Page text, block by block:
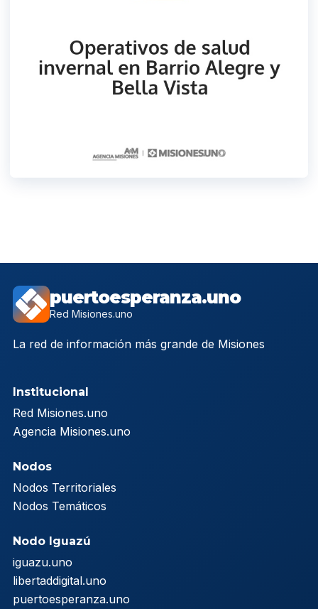
puertoesperanza.uno
Red Misiones.uno
La red de información más grande de Misiones
Institucional
Red Misiones.uno
Agencia Misiones.uno
Nodos
Nodos Territoriales
Nodos Temáticos
Nodo Iguazú
iguazu.uno
libertaddigital.uno
puertoesperanza.uno